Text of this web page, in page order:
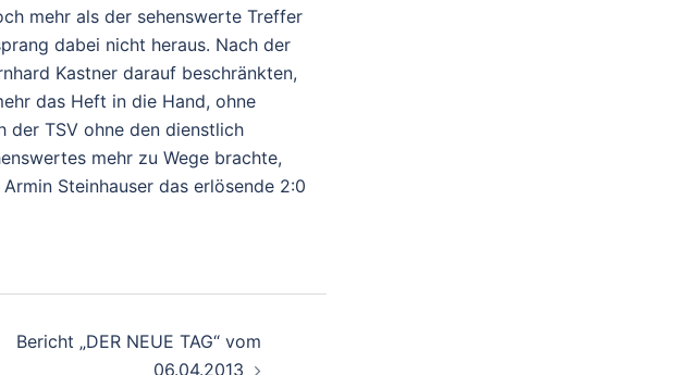
mehr als der sehenswerte Treffer
dabei nicht heraus. Nach der
Kastner darauf beschränkten,
das Heft in die Hand, ohne
der TSV ohne den dienstlich
mehr zu Wege brachte,
Steinhauser das erlösende 2:0
Bericht „DER NEUE TAG“ vom
06.04.2013